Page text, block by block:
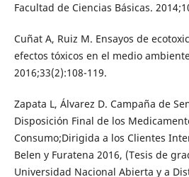
Facultad de Ciencias Básicas.
Cuñat A, Ruiz M. Ensayos de
efectos tóxicos en el medio
2016;33(2):108-119.
Zapata L, Álvarez D. Campaña de
Disposición Final de los
Consumo;Dirigida a los Clientes
Belen y Furatena 2016, (Tesis de
Universidad Nacional Abierta y a